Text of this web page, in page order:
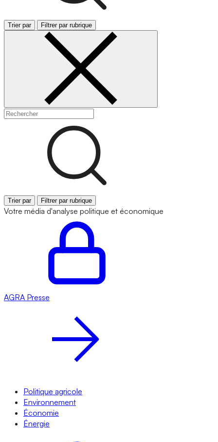
Trier par Filtrer par rubrique
Trier par Filtrer par rubrique
Votre média d'analyse politique et économique
AGRA Presse
Politique agricole
Environnement
Économie
Énergie